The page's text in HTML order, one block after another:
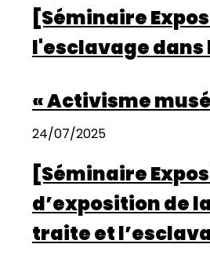
[Séminaire
l'esclavage
« Activisme
24/07/2025
[Séminaire
d’exposition de
traite et